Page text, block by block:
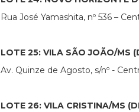
Rua José Yamashita, nº 536 –
LOTE 25: VILA SÃO JOÃO/MS
Av. Quinze de Agosto, s/nº -
LOTE 26: VILA CRISTINA/MS